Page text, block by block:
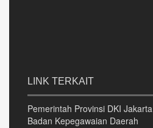
LINK TERKAIT
Pemerintah Provinsi DKI Jakarta
Badan Kepegawaian Daerah